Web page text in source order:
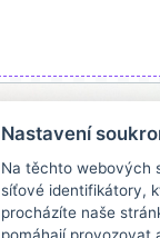
Nastavení
Na těchto webových
síťové identifikátory,
procházíte naše